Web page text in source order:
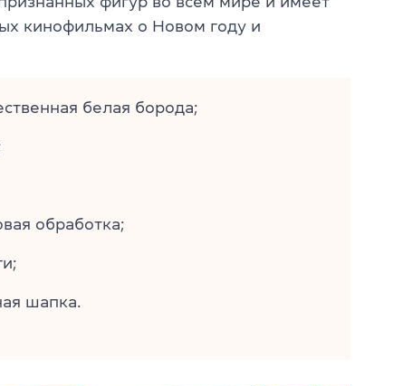
кинофильмах о Новом году и
белая борода;
обработка;
шапка.